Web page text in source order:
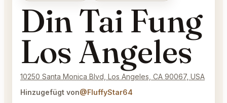
Din Tai Fung
Los Angeles
10250 Santa Monica Blvd, Los Angeles, CA 90067, USA
Hinzugefügt von@FluffyStar64